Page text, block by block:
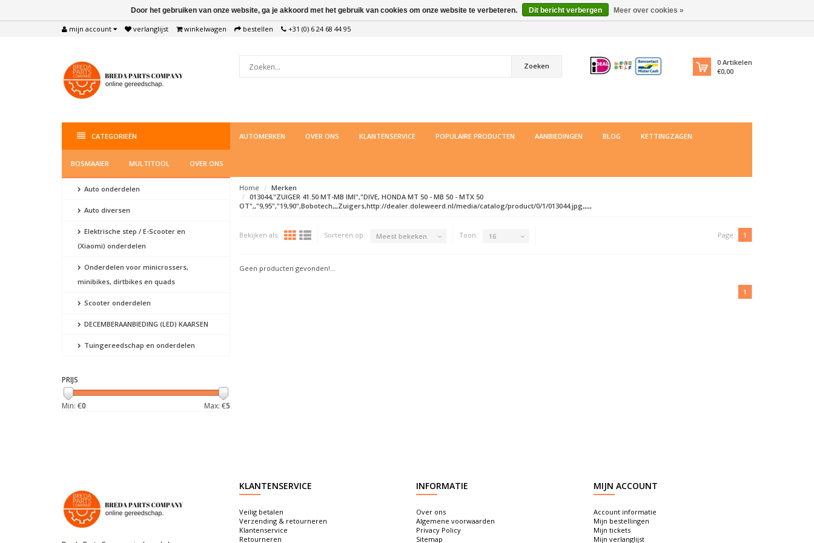
mijn account verlanglijst winkelwagen bestellen +31 (0) 6 24 68 44 95
Zoeken 0 Artikelen
€0,00
CATEGORIEËN AUTOMERKEN OVER ONS KLANTENSERVICE POPULAIRE PRODUCTEN AANBIEDINGEN BLOG KETTINGZAGEN
BOSMAAIER MULTITOOL OVER ONS
Auto onderdelen
Auto diversen
Elektrische step / E-Scooter en
(Xiaomi) onderdelen
Onderdelen voor minicrossers,
minibikes, dirtbikes en quads
Scooter onderdelen
DECEMBERAANBIEDING (LED) KAARSEN
Tuingereedschap en onderdelen
PRIJS
Min: €0 Max: €5
Home
Merken
013044,"ZUIGER 41.50 MT-MB IMI","DIVE, HONDA MT 50 - MB 50 - MTX 50
OT",,"9,95","19,90",Bobotech,,,Zuigers,http://dealer.doleweerd.nl/media/catalog/product/0/1/013044.jpg,,,,,
Bekijken als: Sorteren op: Meest bekeken Toon: 16 Page: 1
Geen producten gevonden!...
1
KLANTENSERVICE
Veilig betalen
Verzending & retourneren
Klantenservice
Retourneren
INFORMATIE
Over ons
Algemene voorwaarden
Privacy Policy
Sitemap
MIJN ACCOUNT
Account informatie
Mijn bestellingen
Mijn tickets
Mijn verlanglijst
Door het gebruiken van onze website, ga je akkoord met het gebruik van cookies om onze website te verbeteren. Dit bericht verbergen Meer over cookies »